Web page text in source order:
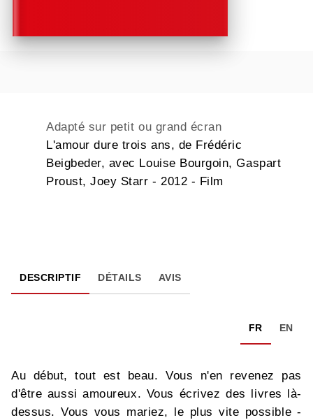
Adapté sur petit ou grand écran
L'amour dure trois ans, de Frédéric
Beigbeder, avec Louise Bourgoin, Gaspart
Proust, Joey Starr - 2012 - Film
DESCRIPTIF DÉTAILS AVIS
FR EN
Au début, tout est beau. Vous n'en revenez pas
d'être aussi amoureux. Vous écrivez des livres là-
dessus. Vous vous mariez, le plus vite possible -